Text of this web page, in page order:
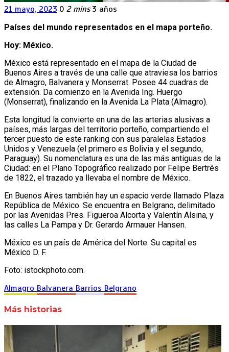
21 mayo, 2023 0 2 mins 3 años
Países del mundo representados en el mapa porteño.
Hoy: México.
México está representado en el mapa de la Ciudad de
Buenos Aires a través de una calle que atraviesa los barrios
de Almagro, Balvanera y Monserrat. Posee 44 cuadras de
extensión. Da comienzo en la Avenida Ing. Huergo
(Monserrat), finalizando en la Avenida La Plata (Almagro).
Esta longitud la convierte en una de las arterias alusivas a
países, más largas del territorio porteño, compartiendo el
tercer puesto de este ranking con sus paralelas Estados
Unidos y Venezuela (el primero es Bolivia y el segundo,
Paraguay). Su nomenclatura es una de las más antiguas de la
Ciudad: en el Plano Topográfico realizado por Felipe Bertrés
de 1822, el trazado ya llevaba el nombre de México.
En Buenos Aires también hay un espacio verde llamado Plaza
República de México. Se encuentra en Belgrano, delimitado
por las Avenidas Pres. Figueroa Alcorta y Valentín Alsina, y
las calles La Pampa y Dr. Gerardo Armauer Hansen.
México es un país de América del Norte. Su capital es
México D. F.
Foto: istockphoto.com.
Almagro Balvanera Barrios Belgrano
Más historias